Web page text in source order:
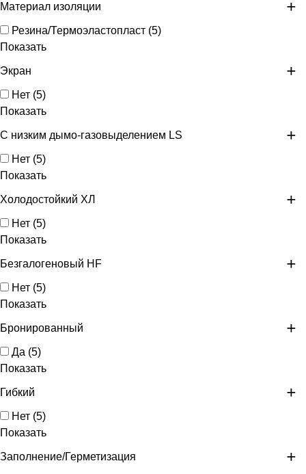
Материал изоляции
Резина/Термоэластопласт (5)
Показать
Экран
Нет (5)
Показать
С низким дымо-газовыделением LS
Нет (5)
Показать
Холодостойкий ХЛ
Нет (5)
Показать
Безгалогеновый HF
Нет (5)
Показать
Бронированный
Да (5)
Показать
Гибкий
Нет (5)
Показать
Заполнение/Герметизация